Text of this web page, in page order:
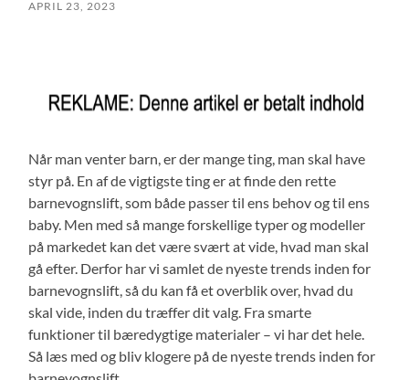
APRIL 23, 2023
Når man venter barn, er der mange ting, man skal have
styr på. En af de vigtigste ting er at finde den rette
barnevognslift, som både passer til ens behov og til ens
baby. Men med så mange forskellige typer og modeller
på markedet kan det være svært at vide, hvad man skal
gå efter. Derfor har vi samlet de nyeste trends inden for
barnevognslift, så du kan få et overblik over, hvad du
skal vide, inden du træffer dit valg. Fra smarte
funktioner til bæredygtige materialer – vi har det hele.
Så læs med og bliv klogere på de nyeste trends inden for